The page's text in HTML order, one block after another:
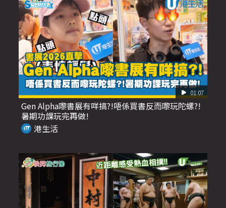
01:07
Gen Alpha嚟書展有咩搞?!唔係買書反而嚟玩陀螺?!
暑期功課玩完再做!
港生活